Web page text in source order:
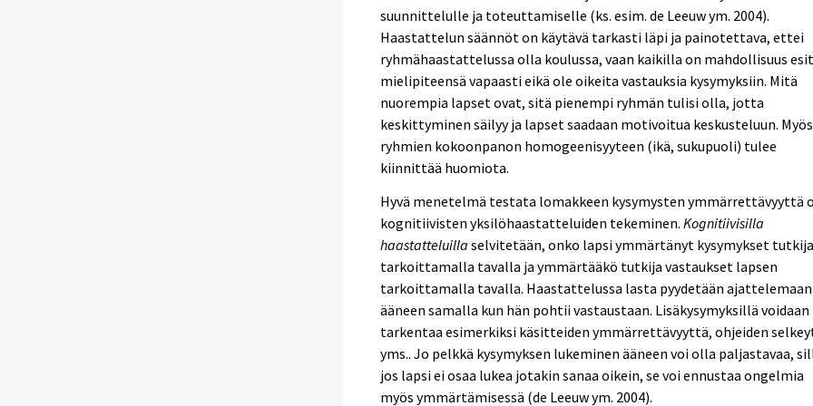
suunnittelulle ja toteuttamiselle (ks. esim. de Leeuw ym. 2004).
Haastattelun säännöt on käytävä tarkasti läpi ja painotettava, ettei
ryhmähaastattelussa olla koulussa, vaan kaikilla on mahdollisuus
mielipiteensä vapaasti eikä ole oikeita vastauksia kysymyksiin. Mitä
nuorempia lapset ovat, sitä pienempi ryhmän tulisi olla, jotta
keskittyminen säilyy ja lapset saadaan motivoitua keskusteluun. Myös
ryhmien kokoonpanon homogeenisyyteen (ikä, sukupuoli) tulee
kiinnittää huomiota.
Hyvä menetelmä testata lomakkeen kysymysten ymmärrettävyyttä
kognitiivisten yksilöhaastatteluiden tekeminen.Kognitiivisilla
haastatteluilla selvitetään, onko lapsi ymmärtänyt kysymykset
tarkoittamalla tavalla ja ymmärtääkö tutkija vastaukset lapsen
tarkoittamalla tavalla. Haastattelussa lasta pyydetään ajattelemaan
ääneen samalla kun hän pohtii vastaustaan. Lisäkysymyksillä voidaan
tarkentaa esimerkiksi käsitteiden ymmärrettävyyttä, ohjeiden
yms.. Jo pelkkä kysymyksen lukeminen ääneen voi olla paljastavaa,
jos lapsi ei osaa lukea jotakin sanaa oikein, se voi ennustaa ongelmia
myös ymmärtämisessä (de Leeuw ym. 2004).